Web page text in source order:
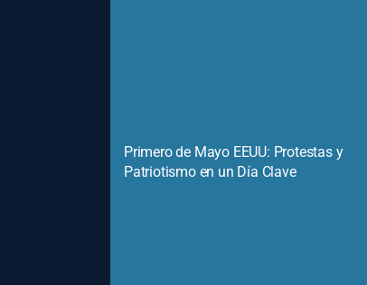
Primero de Mayo EEUU: Protestas y
Patriotismo en un Día Clave